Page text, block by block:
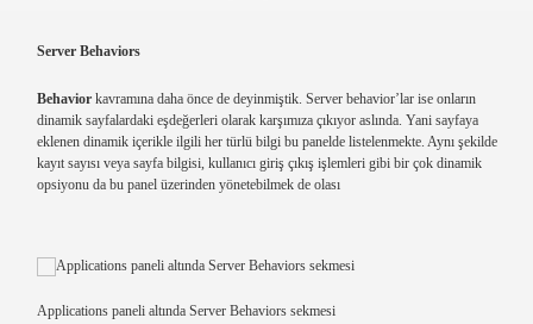
Server Behaviors
Behavior kavramına daha önce de deyinmiştik. Server behavior’lar ise onların
dinamik sayfalardaki eşdeğerleri olarak karşımıza çıkıyor aslında. Yani sayfaya
eklenen dinamik içerikle ilgili her türlü bilgi bu panelde listelenmekte. Aynı şekilde
kayıt sayısı veya sayfa bilgisi, kullanıcı giriş çıkış işlemleri gibi bir çok dinamik
opsiyonu da bu panel üzerinden yönetebilmek de olası
Applications paneli altında Server Behaviors sekmesi